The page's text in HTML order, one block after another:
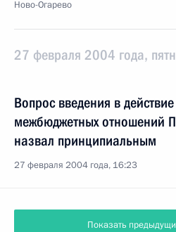
Ново-Огарево
27 февраля 2004 года,
Вопрос введения в
межбюджетных отношений
назвал принципиальным
27 февраля 2004 года, 16:23
Показать